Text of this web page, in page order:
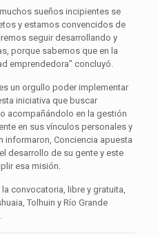
sueños incipientes se
y estamos convencidos de
seguir desarrollando y
porque sabemos que en la
emprendedora” concluyó.
un orgullo poder implementar
iniciativa que buscar
acompañándolo en la gestión
en sus vínculos personales y
informaron, Conciencia apuesta
desarrollo de su gente y este
esa misión.
convocatoria, libre y gratuita,
Tolhuin y Río Grande